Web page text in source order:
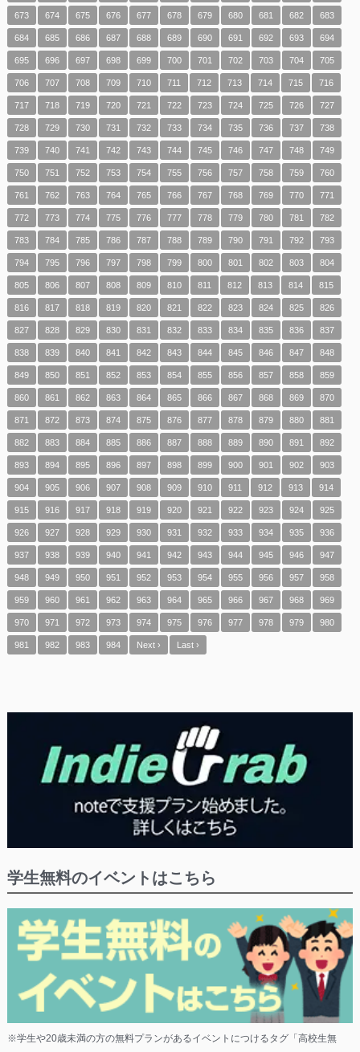
673 674 675 676 677 678 679 680 681 682 683
684 685 686 687 688 689 690 691 692 693 694
695 696 697 698 699 700 701 702 703 704 705
706 707 708 709 710 711 712 713 714 715 716
717 718 719 720 721 722 723 724 725 726 727
728 729 730 731 732 733 734 735 736 737 738
739 740 741 742 743 744 745 746 747 748 749
750 751 752 753 754 755 756 757 758 759 760
761 762 763 764 765 766 767 768 769 770 771
772 773 774 775 776 777 778 779 780 781 782
783 784 785 786 787 788 789 790 791 792 793
794 795 796 797 798 799 800 801 802 803 804
805 806 807 808 809 810 811 812 813 814 815
816 817 818 819 820 821 822 823 824 825 826
827 828 829 830 831 832 833 834 835 836 837
838 839 840 841 842 843 844 845 846 847 848
849 850 851 852 853 854 855 856 857 858 859
860 861 862 863 864 865 866 867 868 869 870
871 872 873 874 875 876 877 878 879 880 881
882 883 884 885 886 887 888 889 890 891 892
893 894 895 896 897 898 899 900 901 902 903
904 905 906 907 908 909 910 911 912 913 914
915 916 917 918 919 920 921 922 923 924 925
926 927 928 929 930 931 932 933 934 935 936
937 938 939 940 941 942 943 944 945 946 947
948 949 950 951 952 953 954 955 956 957 958
959 960 961 962 963 964 965 966 967 968 969
970 971 972 973 974 975 976 977 978 979 980
981 982 983 984 Next › Last ›
学生無料のイベントはこちら
※学生や20歳未満の方の無料プランがあるイベントにつけるタグ「高校生無